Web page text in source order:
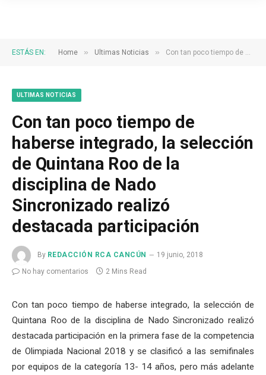
ESTÁS EN: Home » Ultimas Noticias » Con tan poco tiempo de haberse integrado, la selección de Quintana Roo de la disciplina de Nado Sincronizado realizó destacada participación
ULTIMAS NOTICIAS
Con tan poco tiempo de
haberse integrado, la selección
de Quintana Roo de la
disciplina de Nado
Sincronizado realizó
destacada participación
By REDACCIÓN RCA CANCÚN
19 junio, 2018
No hay comentarios
2 Mins Read
Con tan poco tiempo de haberse integrado, la selección de
Quintana Roo de la disciplina de Nado Sincronizado realizó
destacada participación en la primera fase de la competencia
de Olimpiada Nacional 2018 y se clasificó a las semifinales
por equipos de la categoría 13- 14 años, pero más adelante